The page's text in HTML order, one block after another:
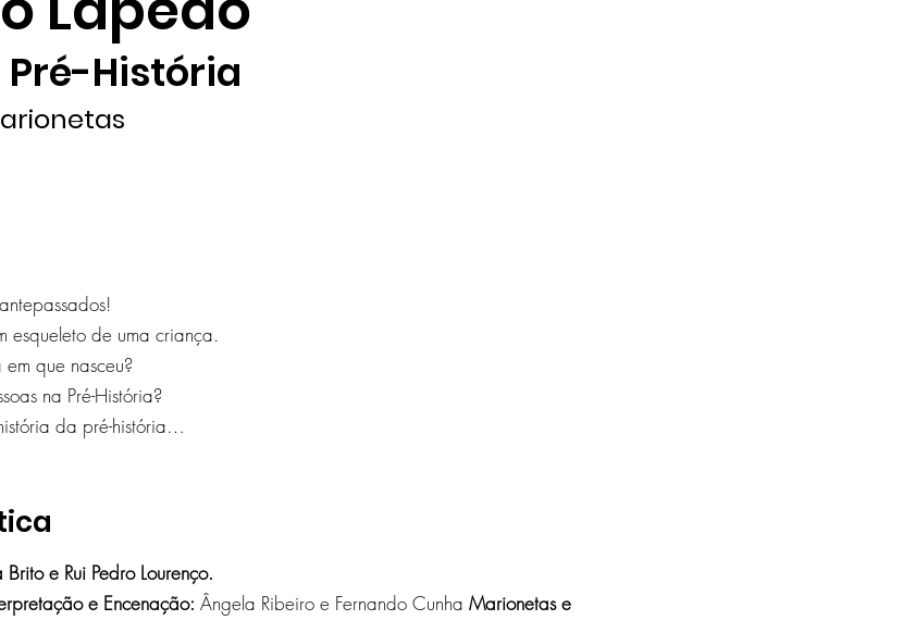
História
esqueleto de uma criança.
que nasceu?
na Pré-História?
da pré-história…
e Rui Pedro Lourenço.
e Encenação: Ângela Ribeiro e Fernando Cunha Marionetas e